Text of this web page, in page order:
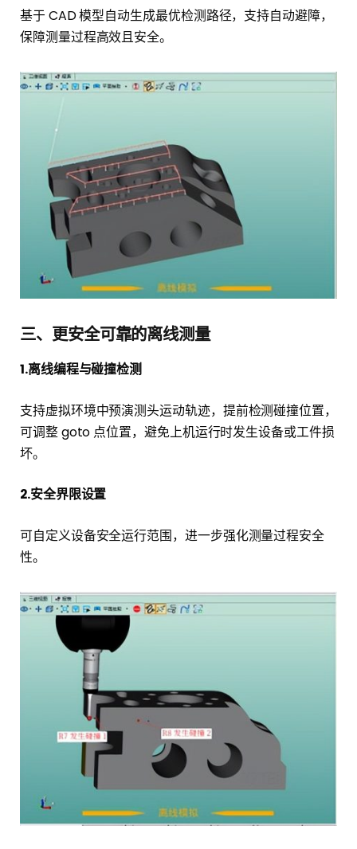
基于 CAD 模型自动生成最优检测路径，支持自动避障，
保障测量过程高效且安全。
三、更安全可靠的离线测量
1.离线编程与碰撞检测
支持虚拟环境中预演测头运动轨迹，提前检测碰撞位置，
可调整 goto 点位置，避免上机运行时发生设备或工件损
坏。
2.安全界限设置
可自定义设备安全运行范围，进一步强化测量过程安全
性。